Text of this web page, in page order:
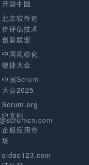
开源中国
北京软件造
价评估技术
创新联盟
中国规模化
敏捷大会
中国Scrum
大会2025
Scrum.org
中文站
企服应用市
场
qidao123.com-